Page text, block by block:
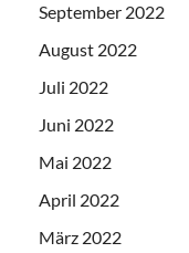
September 2022
August 2022
Juli 2022
Juni 2022
Mai 2022
April 2022
März 2022